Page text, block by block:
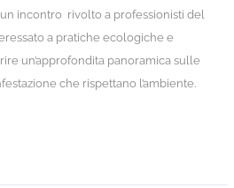
un incontro rivolto a professionisti del
a pratiche ecologiche e
un’approfondita panoramica sulle
che rispettano l’ambiente.